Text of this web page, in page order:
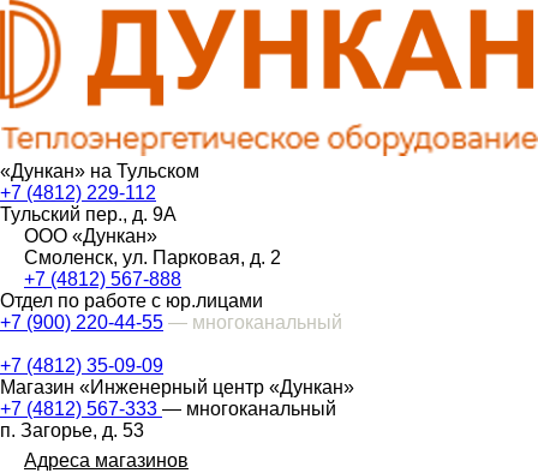
«Дункан» на Тульском
+7 (4812) 229-112
Тульский пер., д. 9А
ООО «Дункан»
Смоленск, ул. Парковая, д. 2
+7 (4812) 567-888
Отдел по работе с юр.лицами
+7 (900) 220-44-55 — многоканальный
+7 (4812) 35-09-09
Магазин «Инженерный центр «Дункан»
+7 (4812) 567-333 — многоканальный
п. Загорье, д. 53
Адреса магазинов